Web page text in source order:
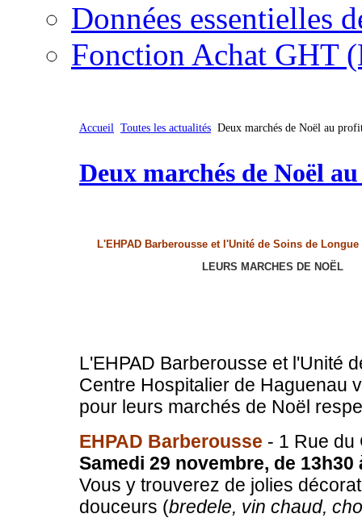
Données essentielles
Fonction Achat GHT
Accueil Toutes les actualités Deux marchés de Noël au
Deux marchés de Noël
L'EHPAD Barberousse et l'Unité de Soins de
LEURS MARCHES DE NOËL
L'EHPAD Barberousse et l'Unité
Centre Hospitalier de Haguenau
pour leurs marchés de Noël
EHPAD Barberousse - 1 Rue du
Samedi 29 novembre, de 13h30
Vous y trouverez de jolies
douceurs (bredele, vin chaud,